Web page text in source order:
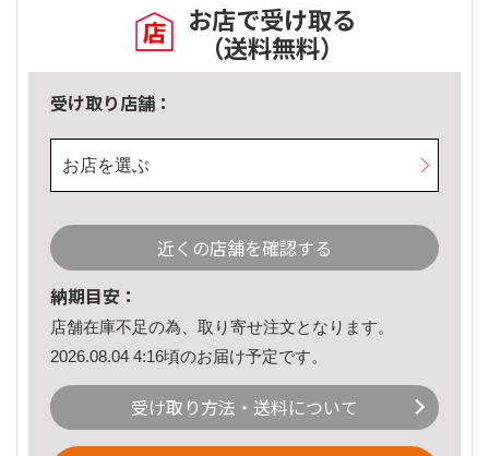
お店で受け取る
（送料無料）
受け取り店舗：
お店を選ぶ
近くの店舗を確認する
納期目安：
店舗在庫不足の為、取り寄せ注文となります。
2026.08.04 4:16頃のお届け予定です。
受け取り方法・送料について